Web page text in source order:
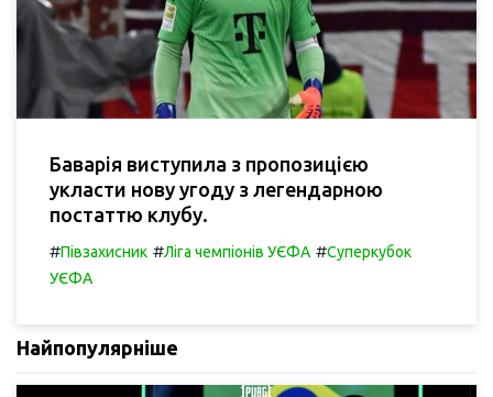
Баварія виступила з пропозицією
укласти нову угоду з легендарною
постаттю клубу.
#Півзахисник #Ліга чемпіонів УЄФА #Суперкубок
УЄФА
Найпопулярніше